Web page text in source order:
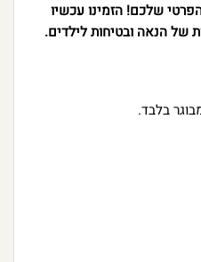
שלכם! הזמינו עכשיו
בלבד.